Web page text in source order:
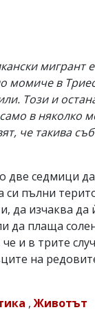
мигрант
момиче в
Този и
в няколко
че такива
две седмици
си пълни
да изчаква да
да плаща
че и в трите
на
,Животът